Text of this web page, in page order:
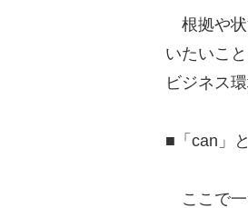
根拠や状
いたいこ
ビジネス
■「can」
ここで一